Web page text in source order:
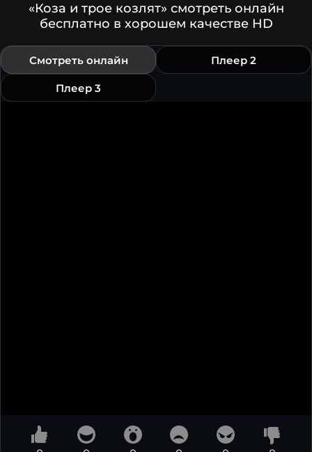
«Коза и трое козлят» смотреть онлайн
бесплатно в хорошем качестве HD
Смотреть онлайн Плеер 2
Плеер 3